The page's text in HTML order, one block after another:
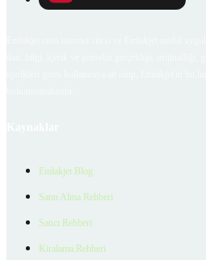
Emlakjet Blog
Satın Alma Rehberi
Satıcı Rehberi
Kiralama Rehberi